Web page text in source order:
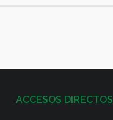
ACCESOS DIRECTOS